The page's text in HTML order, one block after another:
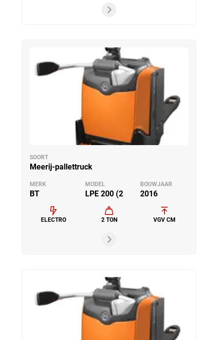
SOORT
Meerij-pallettruck
MERK
BT
MODEL
LPE 200 (2
BOUWJAAR
2016
ELECTRO 2 TON VGV CM